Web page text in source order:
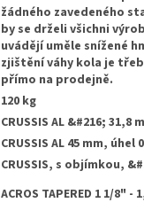
žádného zavedeného
by se drželi všichni
uvádějí uměle snížené
zjištění váhy kola je
přímo na prodejně.
120 kg
CRUSSIS AL &#216; 31,8
CRUSSIS AL 45 mm, úhel
CRUSSIS, s objímkou,
ACROS TAPERED 1 1/8" -